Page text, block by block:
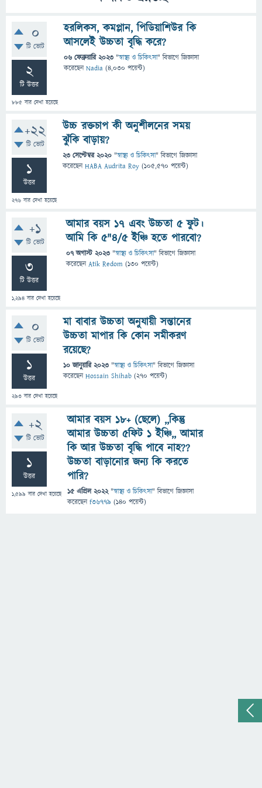
0
টি ভোট
2
টি উত্তর
885 বার দেখা হয়েছে
হরলিকস, কমপ্লান, পিডিয়াশিউর কি
আসলেই উচ্চতা বৃদ্ধি করে?
06 ফেব্রুয়ারি 2023 "স্বাস্থ্য ও চিকিৎসা" বিভাগে জিজ্ঞাসা
করেছেনNadia (4,030 পয়েন্ট)
+22
টি ভোট
1
উত্তর
276 বার দেখা হয়েছে
উচ্চ রক্তচাপ কী অনুশীলনের সময়
ঝুঁকি বাড়ায়?
23 সেপ্টেম্বর 2020 "স্বাস্থ্য ও চিকিৎসা" বিভাগে জিজ্ঞাসা
করেছেনHABA Audrita Roy (105,570 পয়েন্ট)
+1
টি ভোট
3
টি উত্তর
1,294 বার দেখা হয়েছে
আমার বয়স ১৭ এবং উচ্চতা 5 ফুট।
আমি কি ৫"৪/৫ ইঞ্চি হতে পারবো?
07 অগাস্ট 2023 "স্বাস্থ্য ও চিকিৎসা" বিভাগে জিজ্ঞাসা
করেছেনAtik Redom (130 পয়েন্ট)
0
টি ভোট
1
উত্তর
293 বার দেখা হয়েছে
মা বাবার উচ্চতা অনুযায়ী সন্তানের
উচ্চতা মাপার কি কোন সমীকরণ
রয়েছে?
10 জানুয়ারি 2023 "স্বাস্থ্য ও চিকিৎসা" বিভাগে জিজ্ঞাসা
করেছেনHossain Shihab (270 পয়েন্ট)
+2
টি ভোট
1
উত্তর
1,599 বার দেখা হয়েছে
আমার বয়স ১৮+ (ছেলে) ,,কিন্তু
আমার উচ্চতা ৫ফিট ১ ইঞ্চি,, আমার
কি আর উচ্চতা বৃদ্ধি পাবে নাহ??
উচ্চতা বাড়ানোর জন্য কি করতে
পারি?
15 এপ্রিল 2022 "স্বাস্থ্য ও চিকিৎসা" বিভাগে জিজ্ঞাসা
করেছেনf36779 (140 পয়েন্ট)